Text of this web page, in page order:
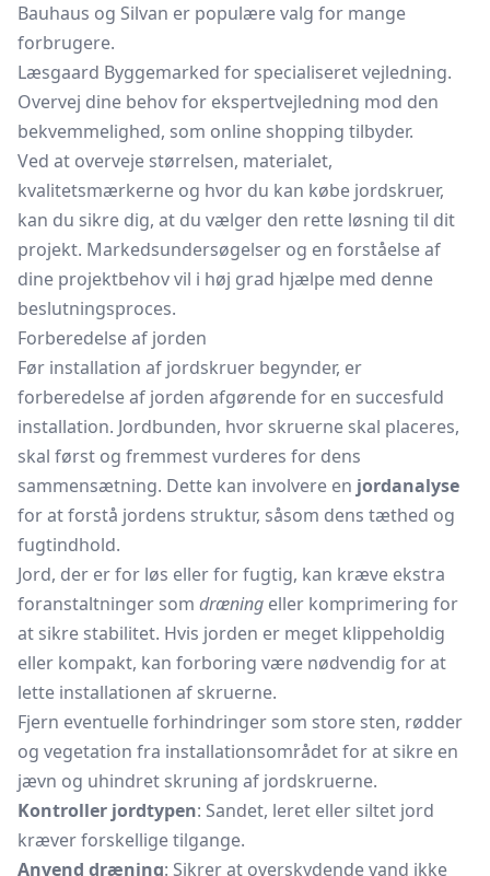
Bauhaus og Silvan er populære valg for mange
forbrugere.
Læsgaard Byggemarked for specialiseret vejledning.
Overvej dine behov for ekspertvejledning mod den
bekvemmelighed, som online shopping tilbyder.
Ved at overveje størrelsen, materialet,
kvalitetsmærkerne og hvor du kan købe jordskruer,
kan du sikre dig, at du vælger den rette løsning til dit
projekt. Markedsundersøgelser og en forståelse af
dine projektbehov vil i høj grad hjælpe med denne
beslutningsproces.
Forberedelse af jorden
Før installation af jordskruer begynder, er
forberedelse af jorden afgørende for en succesfuld
installation. Jordbunden, hvor skruerne skal placeres,
skal først og fremmest vurderes for dens
sammensætning. Dette kan involvere en jordanalyse
for at forstå jordens struktur, såsom dens tæthed og
fugtindhold.
Jord, der er for løs eller for fugtig, kan kræve ekstra
foranstaltninger som dræning eller komprimering for
at sikre stabilitet. Hvis jorden er meget klippeholdig
eller kompakt, kan forboring være nødvendig for at
lette installationen af skruerne.
Fjern eventuelle forhindringer som store sten, rødder
og vegetation fra installationsområdet for at sikre en
jævn og uhindret skruning af jordskruerne.
Kontroller jordtypen: Sandet, leret eller siltet jord
kræver forskellige tilgange.
Anvend dræning: Sikrer at overskydende vand ikke